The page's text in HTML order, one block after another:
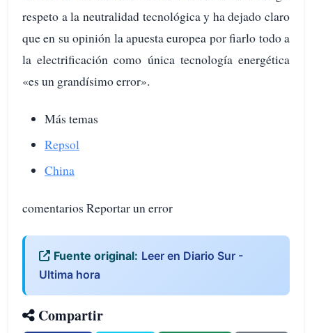
respeto a la neutralidad tecnológica y ha dejado claro
que en su opinión la apuesta europea por fiarlo todo a
la electrificación como única tecnología energética
«es un grandísimo error».
Más temas
Repsol
China
comentarios Reportar un error
Fuente original: Leer en Diario Sur -
Ultima hora
Compartir